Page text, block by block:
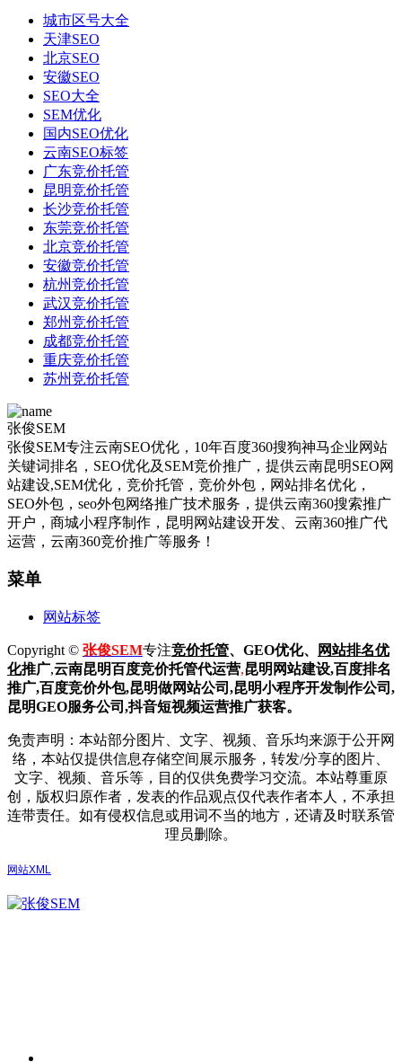
城市区号大全
天津SEO
北京SEO
安徽SEO
SEO大全
SEM优化
国内SEO优化
云南SEO标签
广东竞价托管
昆明竞价托管
长沙竞价托管
东莞竞价托管
北京竞价托管
安徽竞价托管
杭州竞价托管
武汉竞价托管
郑州竞价托管
成都竞价托管
重庆竞价托管
苏州竞价托管
张俊SEM
张俊SEM专注云南SEO优化，10年百度360搜狗神马企业网站
关键词排名，SEO优化及SEM竞价推广，提供云南昆明SEO网
站建设,SEM优化，竞价托管，竞价外包，网站排名优化，
SEO外包，seo外包网络推广技术服务，提供云南360搜索推广
开户，商城小程序制作，昆明网站建设开发、云南360推广代
运营，云南360竞价推广等服务！
菜单
网站标签
Copyright © 张俊SEM专注竞价托管、GEO优化、
网站排名优
化推广,云南昆明百度竞价托管代运营,昆明网站建设,百度排名
推广,百度竞价外包,昆明做网站公司,昆明小程序开发制作公司,
昆明GEO服务公司,抖音短视频运营推广获客。
免责声明：本站部分图片、文字、视频、音乐均来源于公开网
络，本站仅提供信息存储空间展示服务，转发/分享的图片、
文字、视频、音乐等，目的仅供免费学习交流。本站尊重原
创，版权归原作者，发表的作品观点仅代表作者本人，不承担
连带责任。如有侵权信息或用词不当的地方，还请及时联系管
理员删除。
网站XML